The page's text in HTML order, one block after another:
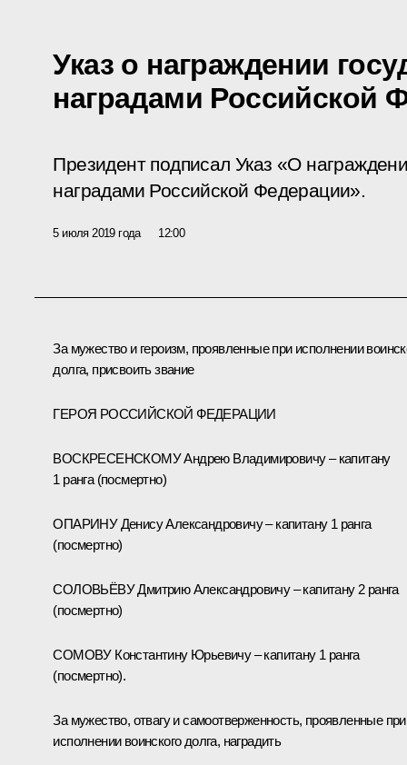
Указ о награждении
наградами Российской
Президент подписал Указ «О
наградами Российской Федерации».
5 июля 2019 года 12:00
За мужество и героизм, проявленные при исполнении
долга, присвоить звание
ГЕРОЯ РОССИЙСКОЙ ФЕДЕРАЦИИ
ВОСКРЕСЕНСКОМУ Андрею Владимировичу – капитану
1 ранга (посмертно)
ОПАРИНУ Денису Александровичу – капитану 1 ранга
(посмертно)
СОЛОВЬЁВУ Дмитрию Александровичу – капитану 2 ранга
(посмертно)
СОМОВУ Константину Юрьевичу – капитану 1 ранга
(посмертно).
За мужество, отвагу и самоотверженность, проявленные при
исполнении воинского долга, наградить